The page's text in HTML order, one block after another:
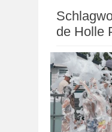
de Holle